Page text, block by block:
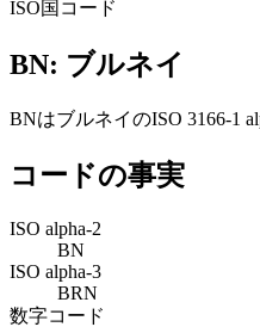
ISO国コード
BN: ブルネイ
BNはブルネイのISO 3166-1
コードの事実
ISO alpha-2
BN
ISO alpha-3
BRN
数字コード